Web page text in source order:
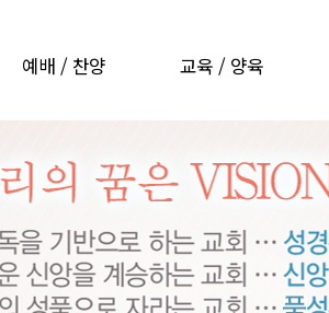
예배 / 찬양
예배 동영상
경배와찬양
찬양대 자료실
찬양대 자료실(기타)
행사 동영상
교육 / 양육
양육과훈련